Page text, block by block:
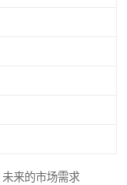
来的市场需求